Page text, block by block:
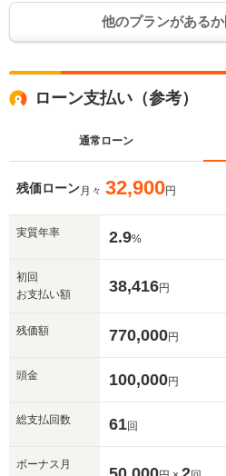
他のプランがある
ローン支払い（参考）
通常ローン
残価ローン月々 32,900円
実質年率 2.9%
初回
お支払い額
38,416円
残価額 770,000円
頭金 100,000円
総支払回数 61回
ボーナス月